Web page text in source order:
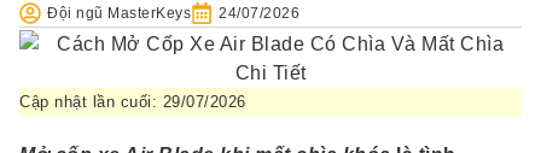
Đội ngũ MasterKeys 24/07/2026
Cập nhật lần cuối: 29/07/2026